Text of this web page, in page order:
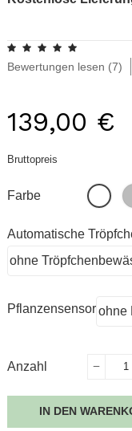
Bewertungen lesen (7)
139,00 €
Bruttopreis
Farbe Weiß
Automatische
Pflanzensensor
Anzahl
IN DEN